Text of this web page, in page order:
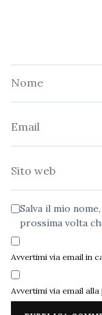
Salva il mio
prossima volta
Avvertimi via email in
Avvertimi via email